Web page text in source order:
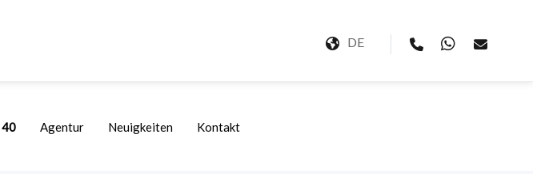
40
Agentur Neuigkeiten Kontakt
DE